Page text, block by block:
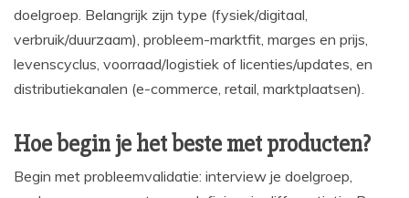
doelgroep. Belangrijk zijn type (fysiek/digitaal,
verbruik/duurzaam), probleem-marktfit, marges en prijs,
levenscyclus, voorraad/logistiek of licenties/updates, en
distributiekanalen (e-commerce, retail, marktplaatsen).
Hoe begin je het beste met producten?
Begin met probleemvalidatie: interview je doelgroep,